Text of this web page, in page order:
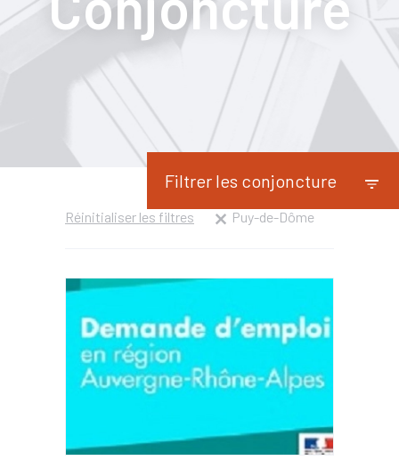
Filtrer les conjoncture
Réinitialiser les filtres Puy-de-Dôme